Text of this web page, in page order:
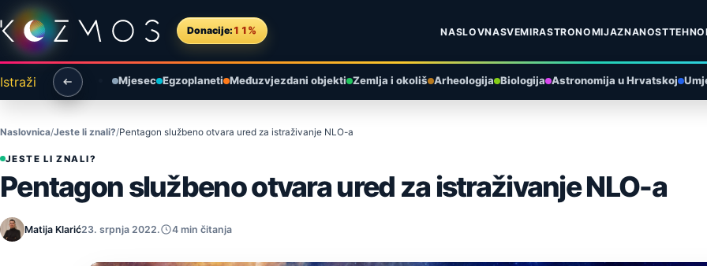
Preskoči na sadržaj
Donacije: 11% NASLOVNASVEMIRASTRONOMIJAZNANOST
Istraži Mjesec Egzoplaneti Međuzvjezdani objekti Zemlja i okoliš Arheologija Biologija Astronomija u Hrvatskoj
Naslovnica Jeste li znali? Pentagon službeno otvara ured za istraživanje NLO-a
JESTE LI ZNALI?
Pentagon službeno otvara ured za istraživanje NLO-a
Matija Klarić23. srpnja 2022. 4 min čitanja